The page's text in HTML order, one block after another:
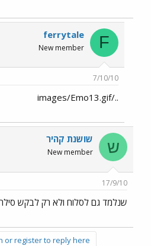
F
ferrytale
New member
7/10/10
../images/Emo13.gif
ש שושנת קהיר
New member
17/9/10
שנלמד גם לסלוח ולא רק לבקש
or register to reply here.